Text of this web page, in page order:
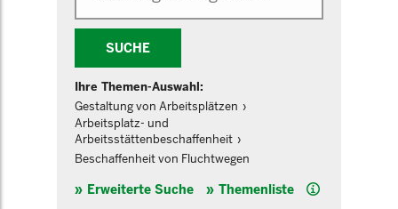
SUCHE
Ihre Themen-Auswahl:
Gestaltung von Arbeitsplätzen
Arbeitsplatz- und
Arbeitsstättenbeschaffenheit
Beschaffenheit von Fluchtwegen
Erweiterte Suche Themenliste Hilfe